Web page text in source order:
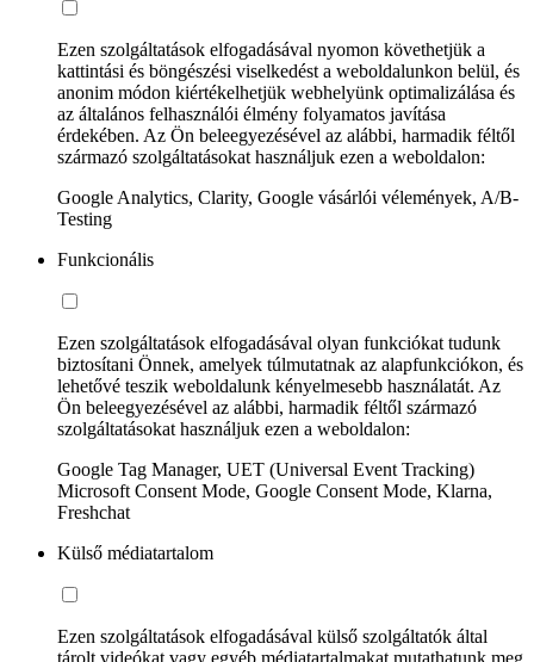
Ezen szolgáltatások elfogadásával nyomon követhetjük a
kattintási és böngészési viselkedést a weboldalunkon belül, és
anonim módon kiértékelhetjük webhelyünk optimalizálása és
az általános felhasználói élmény folyamatos javítása
érdekében. Az Ön beleegyezésével az alábbi, harmadik féltől
származó szolgáltatásokat használjuk ezen a weboldalon:
Google Analytics, Clarity, Google vásárlói vélemények, A/B-
Testing
Funkcionális
Ezen szolgáltatások elfogadásával olyan funkciókat tudunk
biztosítani Önnek, amelyek túlmutatnak az alapfunkciókon, és
lehetővé teszik weboldalunk kényelmesebb használatát. Az
Ön beleegyezésével az alábbi, harmadik féltől származó
szolgáltatásokat használjuk ezen a weboldalon:
Google Tag Manager, UET (Universal Event Tracking)
Microsoft Consent Mode, Google Consent Mode, Klarna,
Freshchat
Külső médiatartalom
Ezen szolgáltatások elfogadásával külső szolgáltatók által
tárolt videókat vagy egyéb médiatartalmakat mutathatunk meg